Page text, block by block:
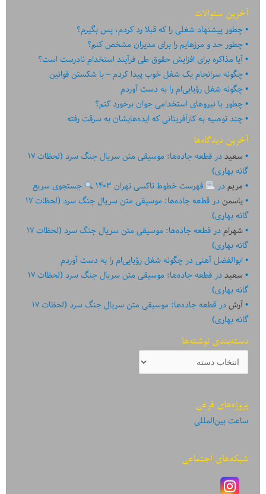
آخرین سئوالات
چطور پیشنهاد شغلی را که قبلا رد کردم، پس بگیرم؟
چطور حد و مرزهایم را برای مدیران مشخص کنم؟
آیا مذاکره برای افزایش حقوق طی فرآیند استخدام نادرست است؟
چگونه سرانجام یک شغل خوب پیدا کردم – با شکستن قوانین
چگونه شغل رؤیایی‌ام را به دست آوردم
چطور با نیروهای استخدامی جوان برخورد کنم؟
چند توصیه به کارآفرینانی که ایده‏‏‌‏‏‌هایشان به سرقت رفته
آخرین دیدگاه‌ها
سعیددر
قطعه جاده‌ها: موسیقی متن سریال جنگ سرد (لحظات ۱۷
گانه بهاری)
مریمدر فهرست خطوط تاکسی تهران ۱۴۰۳
جستجوی سریع
یاسمندر
قطعه جاده‌ها: موسیقی متن سریال جنگ سرد (لحظات ۱۷
گانه بهاری)
شهرامدر
قطعه جاده‌ها: موسیقی متن سریال جنگ سرد (لحظات ۱۷
گانه بهاری)
ابوالفضل آهنیدرچگونه شغل رؤیایی‌ام را به دست آوردم
سعیددر
قطعه جاده‌ها: موسیقی متن سریال جنگ سرد (لحظات ۱۷
گانه بهاری)
آرشدر
قطعه جاده‌ها: موسیقی متن سریال جنگ سرد (لحظات ۱۷
گانه بهاری)
دسته‌بندی نوشته‌ها
دسته‌بندی
نوشته‌ها
پروژه‌های فرعی
ساعت بین‌المللی
شبکه‌های اجتماعی